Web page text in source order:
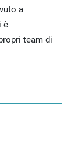
a
è
team di